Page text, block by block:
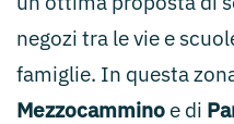
negozi tra le vie e
famiglie. In questa
Mezzocammino e di